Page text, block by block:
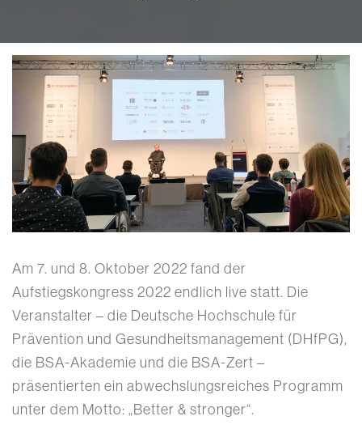
Am 7. und 8. Oktober 2022 fand der
Aufstiegskongress 2022 endlich live statt. Die
Veranstalter – die Deutsche Hochschule für
Prävention und Gesundheitsmanagement (DHfPG),
die BSA-Akademie und die BSA-Zert –
präsentierten ein abwechslungsreiches Programm
unter dem Motto: „Better & stronger“.